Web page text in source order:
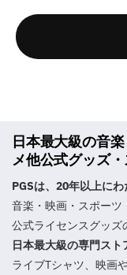
日本最大級の音
メ他公式グッズ
PGSは、20年以上にわ
音楽・映画・スポーツ
公式ライセンスグッズ
日本最大級の専門スト
ライブTシャツ、映画